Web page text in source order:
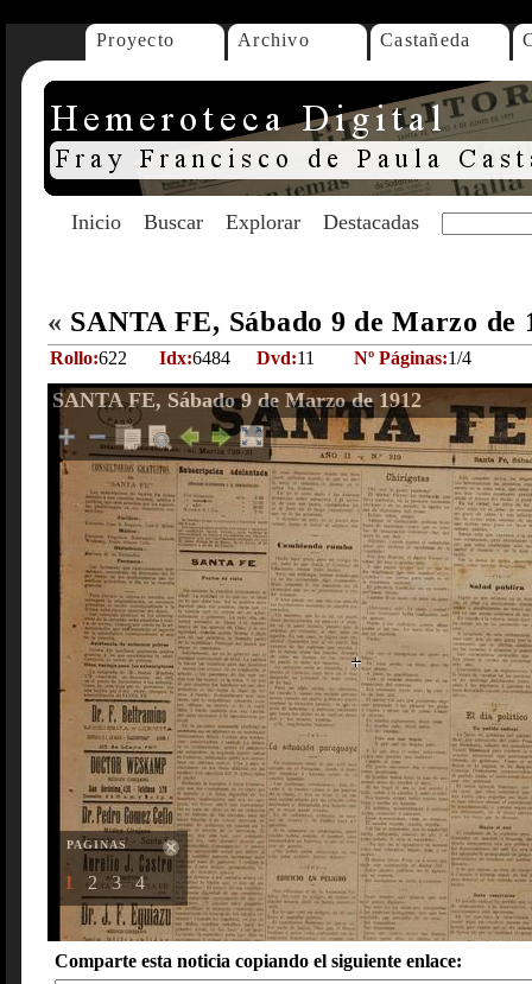
Proyecto Archivo Castañeda
Inicio Buscar Explorar Destacadas
« SANTA FE, Sábado 9 de Marzo de
Rollo:622 Idx:6484 Dvd:11 Nº Páginas:1/4
SANTA FE, Sábado 9 de Marzo de 1912
PAGINAS
1 2 3 4
Comparte esta noticia copiando el siguiente enlace: